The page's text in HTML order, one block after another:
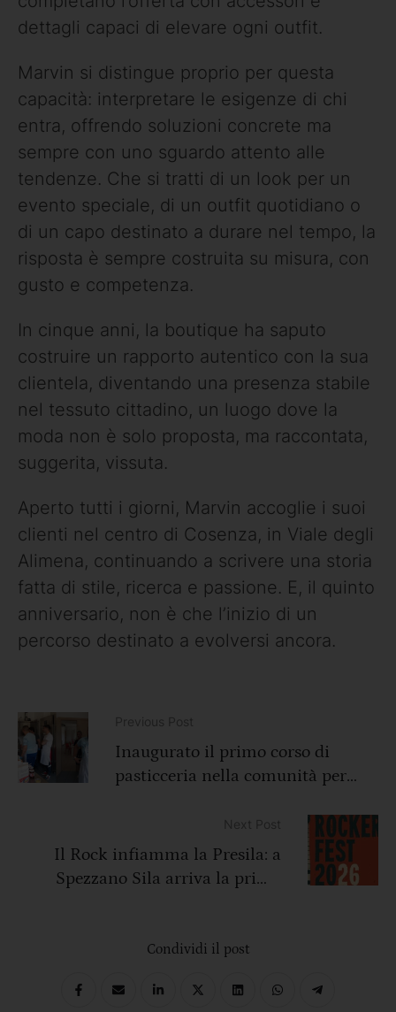
dettagli capaci di elevare ogni outfit.
Marvin si distingue proprio per questa
capacità: interpretare le esigenze di chi
entra, offrendo soluzioni concrete ma
sempre con uno sguardo attento alle
tendenze. Che si tratti di un look per un
evento speciale, di un outfit quotidiano o
di un capo destinato a durare nel tempo, la
risposta è sempre costruita su misura, con
gusto e competenza.
In cinque anni, la boutique ha saputo
costruire un rapporto autentico con la sua
clientela, diventando una presenza stabile
nel tessuto cittadino, un luogo dove la
moda non è solo proposta, ma raccontata,
suggerita, vissuta.
Aperto tutti i giorni, Marvin accoglie i suoi
clienti nel centro di Cosenza, in Viale degli
Alimena, continuando a scrivere una storia
fatta di stile, ricerca e passione. E, il quinto
anniversario, non è che l’inizio di un
percorso destinato a evolversi ancora.
Inaugurato il primo corso di
pasticceria nella comunità per
Il Rock infiamma la Presila: a
Spezzano Sila arriva la prima
Condividi il post